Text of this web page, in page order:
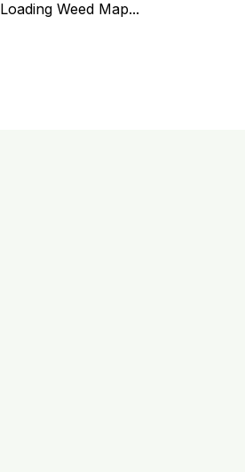
Loading Weed Map...